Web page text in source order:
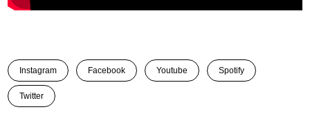
Instagram Facebook Youtube Spotify
Twitter